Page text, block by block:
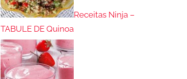
Receitas Ninja –
TABULE DE Quinoa